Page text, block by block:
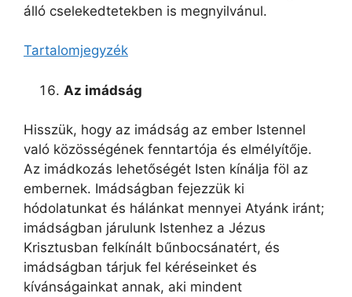
álló cselekedtetekben is megnyilvánul.
Tartalomjegyzék
Az imádság
Hisszük, hogy az imádság az ember Istennel
való közösségének fenntartója és elmélyítője.
Az imádkozás lehetőségét Isten kínálja föl az
embernek. Imádságban fejezzük ki
hódolatunkat és hálánkat mennyei Atyánk iránt;
imádságban járulunk Istenhez a Jézus
Krisztusban felkínált bűnbocsánatért, és
imádságban tárjuk fel kéréseinket és
kívánságainkat annak, aki mindent